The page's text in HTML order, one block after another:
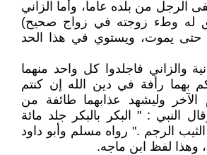
الرجل من بلده عاماً، وأما الزاني
له وطء زوجته في زواج صحيح)
حتى يموت، ويستوي في هذا الحد
والزاني فاجلدوا كل واحد منهما
بهما رأفة في دين الله إن كنتم
الآخر وليشهد عذابهما طائفة من
[النور:2] وقال النبي : " البكر بالبكر جلد مائة
الرجم ." رواه مسلم وأبو داود
وهذا لفظ ابن ماجه.